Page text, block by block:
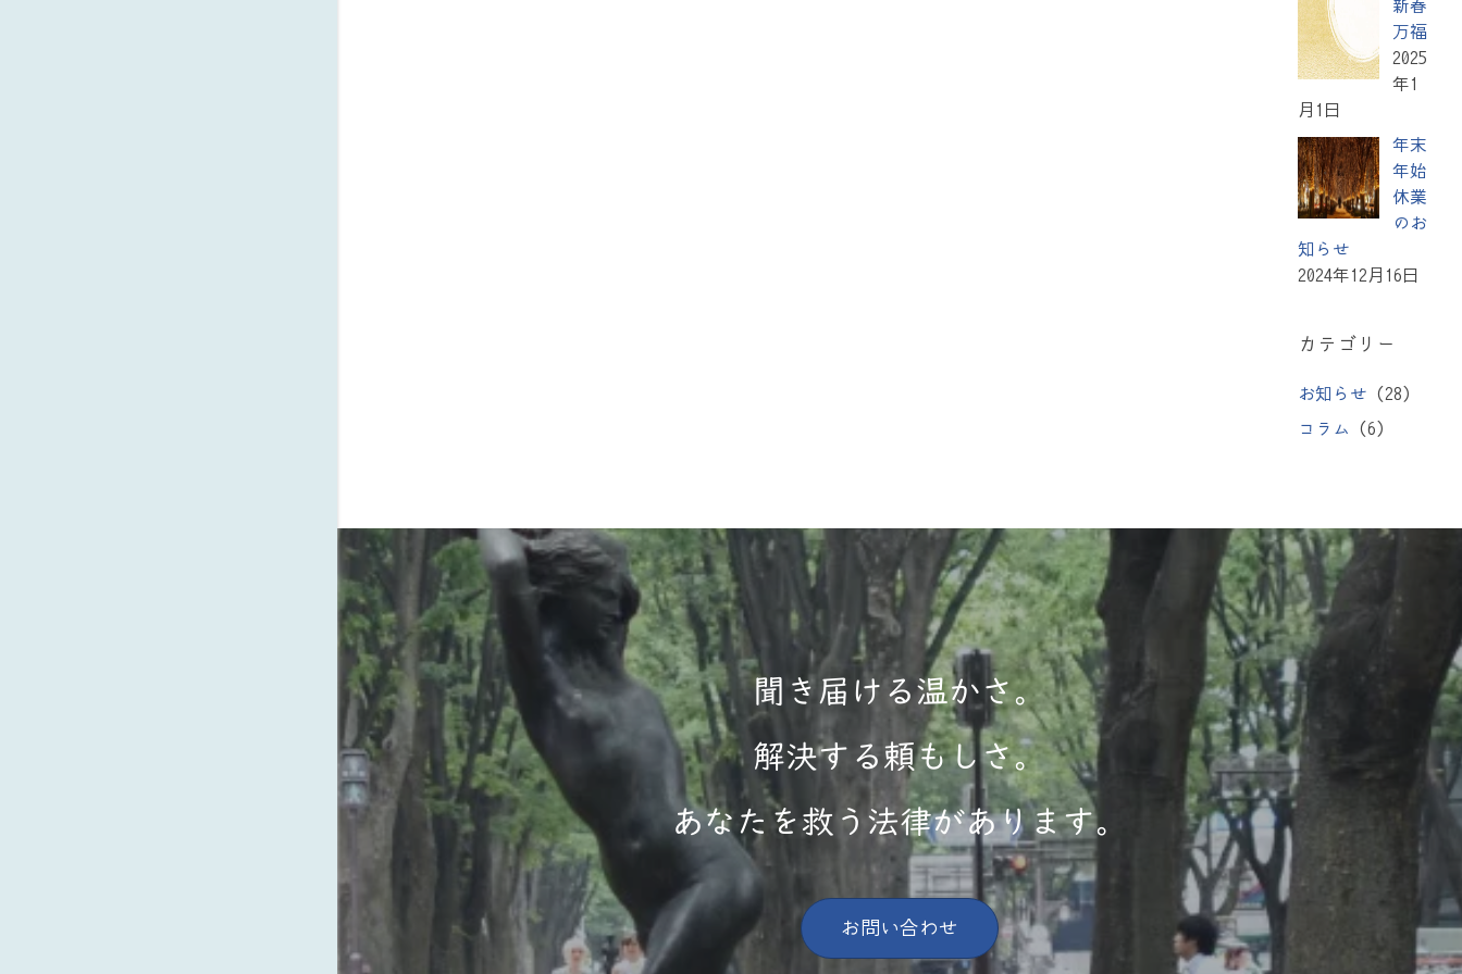
新春
万福
2025
年1
月1日
年末
年始
休業
のお
知らせ
2024年12月16日
カテゴリー
お知らせ (28)
コラム
(6)
聞き届ける温かさ。
解決する頼もしさ。
あなたを救う法律があります。
お問い合わせ